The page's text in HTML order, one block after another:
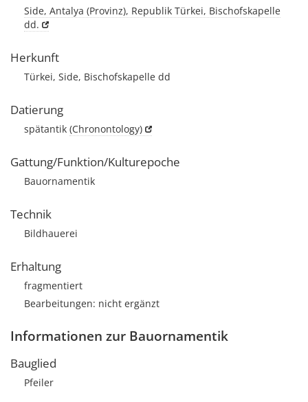
Side, Antalya (Provinz), Republik Türkei, Bischofskapelle
dd.
Herkunft
Türkei, Side, Bischofskapelle dd
Datierung
spätantik (Chronontology)
Gattung/Funktion/Kulturepoche
Bauornamentik
Technik
Bildhauerei
Erhaltung
fragmentiert
Bearbeitungen: nicht ergänzt
Informationen zur Bauornamentik
Bauglied
Pfeiler